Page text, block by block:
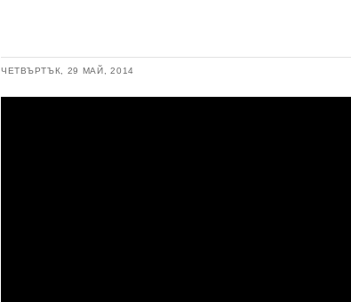
ЧЕТВЪРТЪК, 29 МАЙ, 2014